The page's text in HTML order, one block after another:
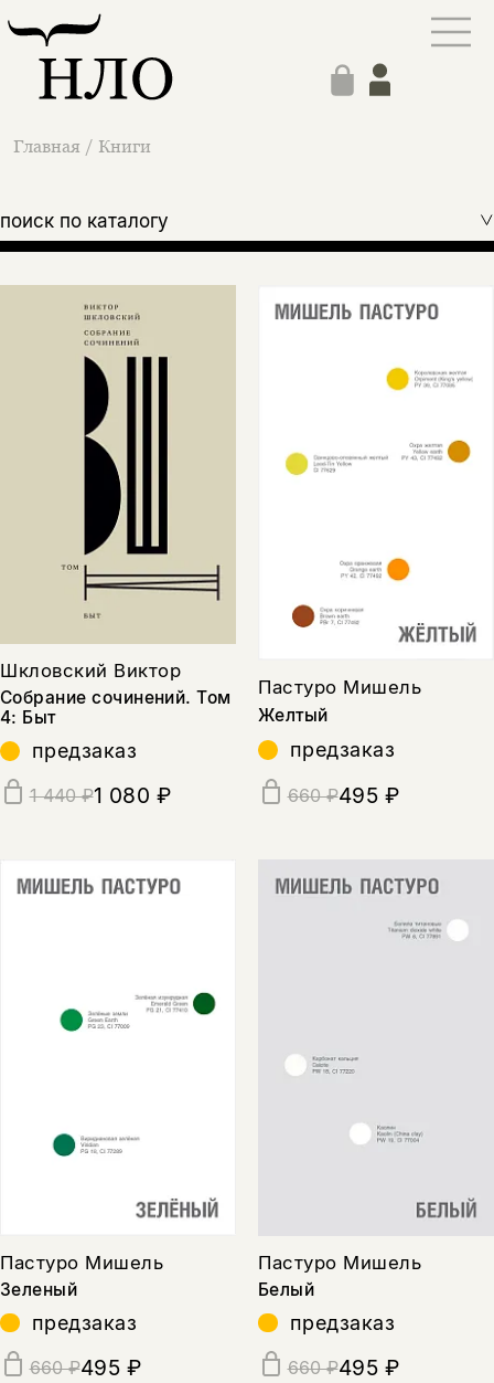
Главная / Книги
поиск по каталогу
Шкловский Виктор
Собрание сочинений. Том
4: Быт
предзаказ
1 440 ₽1 080 ₽
Пастуро Мишель
Желтый
предзаказ
660 ₽495 ₽
Пастуро Мишель
Зеленый
предзаказ
660 ₽495 ₽
Пастуро Мишель
Белый
предзаказ
660 ₽495 ₽